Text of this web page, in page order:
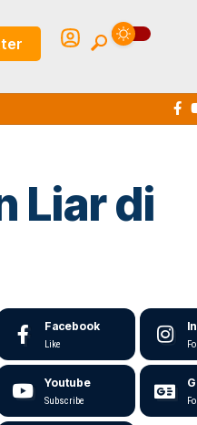
Liar di
Facebook
Like
Youtube
Subscribe